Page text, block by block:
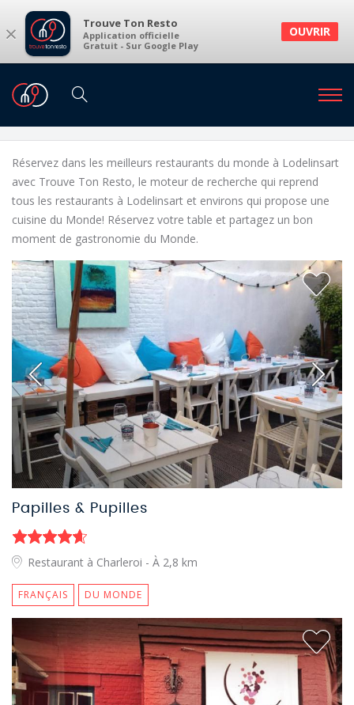
× Trouve Ton Resto
Application officielle
Gratuit - Sur Google Play
OUVRIR
Restaurants
Restaurants du monde à Lodelinsart et
Réservez dans les meilleurs restaurants du monde à Lodelinsart
avec Trouve Ton Resto, le moteur de recherche qui reprend
tous les restaurants à Lodelinsart et environs qui propose une
cuisine du Monde! Réservez votre table et partagez un bon
moment de gastronomie du Monde.
Papilles & Pupilles
Restaurant à Charleroi - À 2,8 km
FRANÇAIS DU MONDE